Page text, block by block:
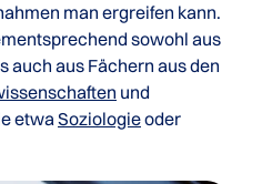
man ergreifen kann.
sowohl aus
auch aus Fächern aus den
und
etwaSoziologieoder